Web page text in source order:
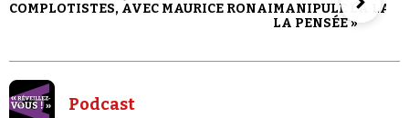
COMPLOTISTES, AVEC MAURICE RONAIMANIPULE LA
LA PENSÉE »
Podcast